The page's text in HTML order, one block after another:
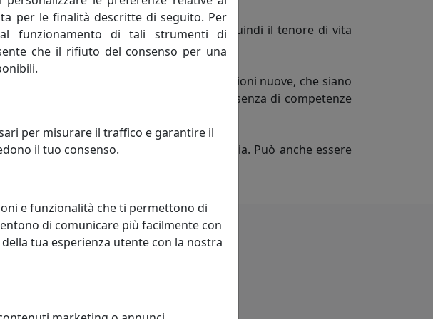
perfeziona un processo migliorando quindi il tenore di vita
valori e risultati positivi, mai negativi.
è unire elementi esistenti con connessioni nuove, che siano
da superare, non può svilupparsi in assenza di competenze
critico, autodisciplina.
di una singola impresa od industria. Può anche essere
di chi è competitivo.
per le finalità descritte di seguito. Per
funzionamento di tali strumenti di
che il rifiuto del consenso per una
per misurare il traffico e garantire il
il tuo consenso.
e funzionalità che ti permettono di
di comunicare più facilmente con
tua esperienza utente con la nostra